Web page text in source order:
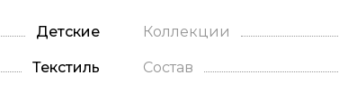
Детские Коллекции
Текстиль Состав